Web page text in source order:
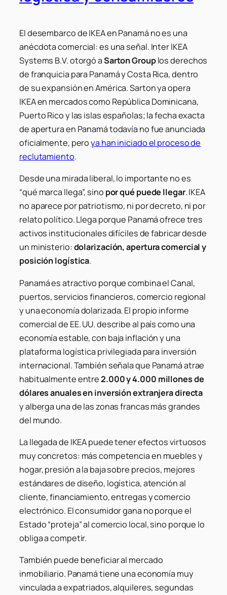
El desembarco de IKEA en Panamá no es una
anécdota comercial: es una señal. Inter IKEA
Systems B.V. otorgó aSarton Grouplos derechos
de franquicia para Panamá y Costa Rica, dentro
de su expansión en América. Sarton ya opera
IKEA en mercados como República Dominicana,
Puerto Rico y las islas españolas; la fecha exacta
de apertura en Panamá todavía no fue anunciada
oficialmente, peroya han iniciado el proceso de
reclutamiento.
Desde una mirada liberal, lo importante no es
“qué marca llega”, sino por qué puede llegar. IKEA
no aparece por patriotismo, ni por decreto, ni por
relato político. Llega porque Panamá ofrece tres
activos institucionales difíciles de fabricar desde
un ministerio:dolarización, apertura comercial y
posición logística.
Panamá es atractivo porque combina el Canal,
puertos, servicios financieros, comercio regional
y una economía dolarizada. El propio informe
comercial de EE. UU. describe al país como una
economía estable, con baja inflación y una
plataforma logística privilegiada para inversión
internacional. También señala que Panamá atrae
habitualmente entre2.000 y 4.000 millones de
dólares anuales en inversión extranjera directa
y alberga una de las zonas francas más grandes
del mundo.
La llegada de IKEA puede tener efectos virtuosos
muy concretos: más competencia en muebles y
hogar, presión a la baja sobre precios, mejores
estándares de diseño, logística, atención al
cliente, financiamiento, entregas y comercio
electrónico. El consumidor gana no porque el
Estado “proteja” al comercio local, sino porque lo
obliga a competir.
También puede beneficiar al mercado
inmobiliario. Panamá tiene una economía muy
vinculada a expatriados, alquileres, segundas